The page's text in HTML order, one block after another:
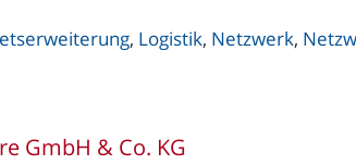
, Logistik, Netzwerk,
GmbH & Co. KG